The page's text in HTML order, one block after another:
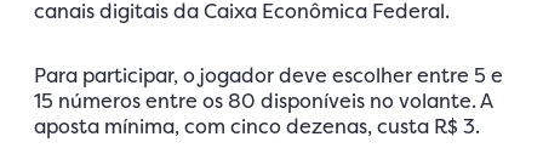
canais digitais da Caixa Econômica Federal.
Para participar, o jogador deve escolher entre 5 e
15 números entre os 80 disponíveis no volante. A
aposta mínima, com cinco dezenas, custa R$ 3.